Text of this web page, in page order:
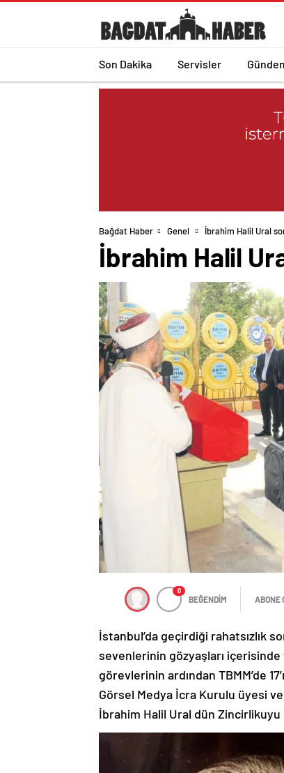
Son Dakika Servisler
Bağdat Haber Genel İbrahim Halil Ural
İbrahim Halil
0
BEĞENDİM ABONE
İstanbul’da geçirdiği rahatsızlık
sevenlerinin gözyaşları
görevlerinin ardından TBMM’de
Görsel Medya İcra Kurulu üyesi ve
İbrahim Halil Ural dün Zincirlikuyu